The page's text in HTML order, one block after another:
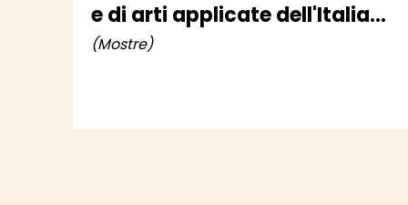
e di arti applicate dell'Italia
meridionale
(Mostre)